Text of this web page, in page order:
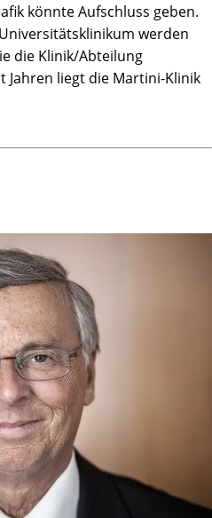
könnte Aufschluss geben.
werden
die Klinik/Abteilung
Jahren liegt die Martini-Klinik